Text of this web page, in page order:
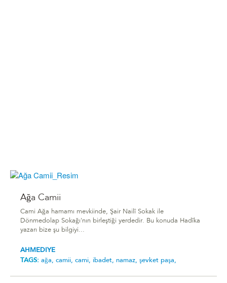
Ağa Camii
Cami Ağa hamamı mevkiinde, Şair Nailî Sokak ile
Dönmedolap Sokağı'nın birleştiği yerdedir. Bu konuda Hadîka
yazarı bize şu bilgiyi...
AHMEDIYE
TAGS: ağa, camii, cami, ibadet, namaz, şevket paşa,